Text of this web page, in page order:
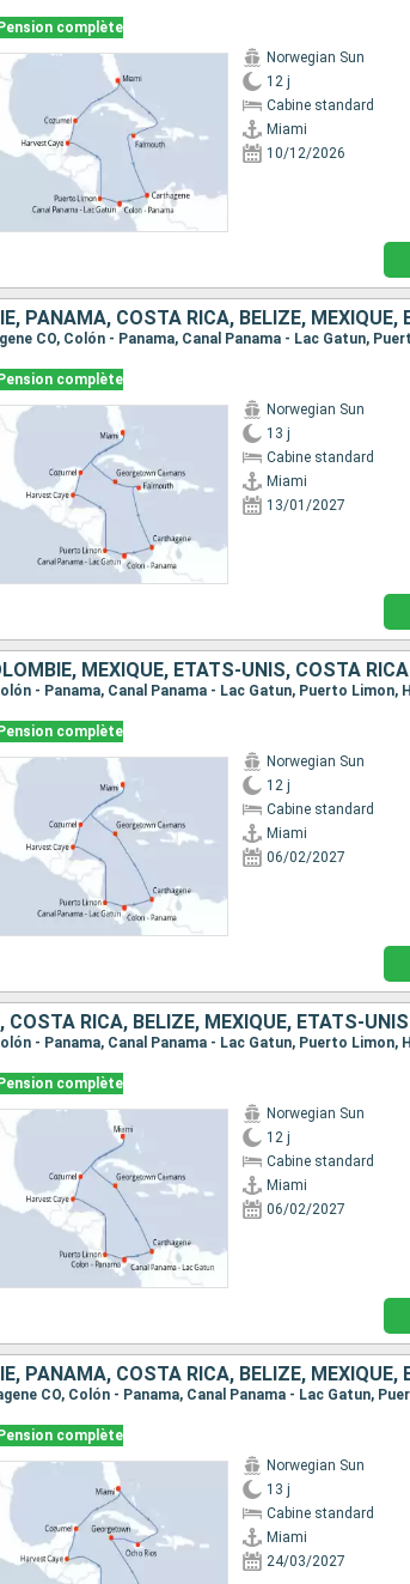
Pension complète
Norwegian Sun
12 j
Cabine standard
Miami
10/12/2026
Pension complète
Norwegian Sun
13 j
Cabine standard
Miami
13/01/2027
MEXIQUE, ÉTATS-UNIS, COSTA RICA
Pension complète
Norwegian Sun
12 j
Cabine standard
Miami
06/02/2027
RICA, BELIZE, MEXIQUE, ÉTATS-UNIS
Pension complète
Norwegian Sun
12 j
Cabine standard
Miami
06/02/2027
Pension complète
Norwegian Sun
13 j
Cabine standard
Miami
24/03/2027